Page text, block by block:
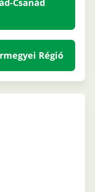
Csanád
Régió